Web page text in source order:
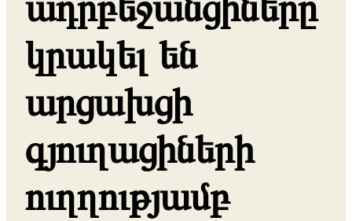
կրակել են
արցախցի
գյուղացիների
ուղղությամբ